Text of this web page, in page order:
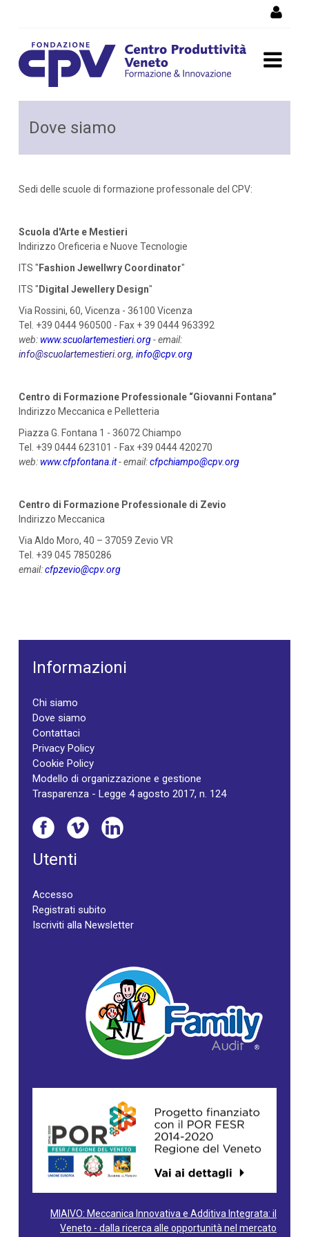
Dove siamo
Dove siamo
Sedi delle scuole di formazione professonale del CPV:
Scuola d'Arte e Mestieri
Indirizzo Oreficeria e Nuove Tecnologie
ITS " Fashion Jewellwry Coordinator"
ITS " Digital Jewellery Design"
Via Rossini, 60, Vicenza - 36100 Vicenza
Tel. +39 0444 960500 - Fax + 39 0444 963392
web: www.scuolartemestieri.org- email:
info@scuolartemestieri.org, info@cpv.org
Centro di Formazione Professionale “Giovanni Fontana”
Indirizzo Meccanica e Pelletteria
Piazza G. Fontana 1 - 36072 Chiampo
Tel. +39 0444 623101 - Fax +39 0444 420270
web: www.cfpfontana.it- email:cfpchiampo@cpv.org
Centro di Formazione Professionale di Zevio
Indirizzo Meccanica
Via Aldo Moro, 40 – 37059 Zevio VR
Tel. +39 045 7850286
email:cfpzevio@cpv.org
Informazioni
Chi siamo
Dove siamo
Contattaci
Privacy Policy
Cookie Policy
Modello di organizzazione e gestione
Trasparenza - Legge 4 agosto 2017, n. 124
Utenti
Accesso
Registrati subito
Iscriviti alla Newsletter
MIAIVO: Meccanica Innovativa e Additiva Integrata: il
Veneto - dalla ricerca alle opportunità nel mercato